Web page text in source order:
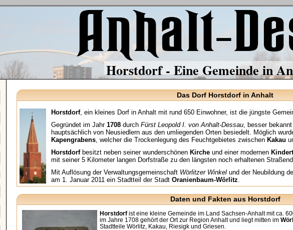
Horstdorf - Eine Gemeinde in
Das Dorf Horstdorf in Anhalt
Horstdorf, ein kleines Dorf in Anhalt mit rund 650 Einwohner, ist die jüngste
Gegründet im Jahr 1708 durch Fürst Leopold I. von Anhalt-Dessau, besser
hauptsächlich von Neusiedlern aus den umliegenden Orten besiedelt. Möglich
Kapengrabens, welcher die Trockenlegung des Feuchtgebietes zwischen Kakau
Horstdorfbesitzt neben seiner wunderschönen Kirche und einer modernen
mit seiner 5 Kilometer langen Dorfstraße zu den längsten noch erhaltenen
Mit Auflösung der Verwaltungsgemeinschaft Wörlitzer Winkel und der Neubildung
am 1. Januar 2011 ein Stadtteil der Stadt Oranienbaum-Wörlitz.
Daten und Fakten aus Horstdorf
Horstdorf ist eine kleine Gemeinde im Land Sachsen-Anhalt mit ca.
im Jahre 1708 gehört der Ort zur Region Anhalt und liegt mitten im
Stadtteile Wörlitz, Kakau, Riesigk und Griesen.